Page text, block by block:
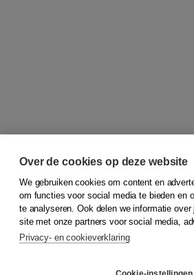
© 2026Koninklijke Boom uitgevers
Over de cookies op deze website
We gebruiken cookies om content en
om functies voor social media te bieden en
te analyseren. Ook delen we informatie
site met onze partners voor social media,
Privacy- en cookieverklaring